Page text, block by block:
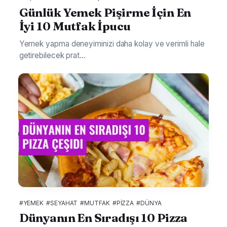
Günlük Yemek Pişirme İçin En
İyi 10 Mutfak İpucu
Yemek yapma deneyiminizi daha kolay ve verimli hale
getirebilecek prat...
#YEMEK #SEYAHAT #MUTFAK #PIZZA #DÜNYA
Dünyanın En Sıradışı 10 Pizza